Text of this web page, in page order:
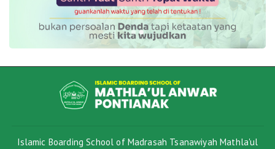
Islamic Boarding School of Madrasah Tsanawiyah Mathla'ul